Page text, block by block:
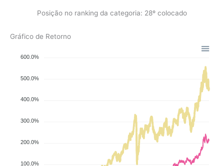
Posição no ranking da categoria: 28º colocado
Gráfico de Retorno
600.0%
500.0%
400.0%
300.0%
200.0%
100.0%